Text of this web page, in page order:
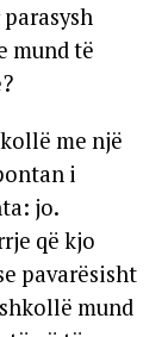
mund të
me një
i
jo.
që kjo
pavarësisht
mund